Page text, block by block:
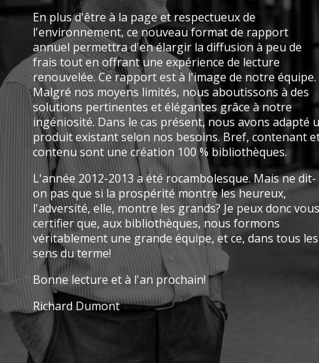
En plus d'être à la page et respectueux de
l'environnement, ce nouveau format de rapport
annuel permettra d'en élargir la diffusion à peu de
frais tout en offrant une expérience de lecture
renouvelée. Ce rapport est à l'image de notre équipe.
Malgré nos moyens limités, nous aboutissons à des
solutions pertinentes et élégantes grâce à notre
ingéniosité. Dans le cas présent, nous avons adapté
produit existant selon nos besoins. Bref, contenant
contenu sont une création 100 % bibliothèques.
L'année 2012-2013 a été rocambolesque. Mais ne dit-
on pas que si la prospérité montre les heureux,
l'adversité, elle, montre les grands? Je peux donc vous
certifier que, aux bibliothèques, nous formons
véritablement une grande équipe, et ce, dans tous les
sens du terme!
Bonne lecture et à l'an prochain!
Richard Dumont